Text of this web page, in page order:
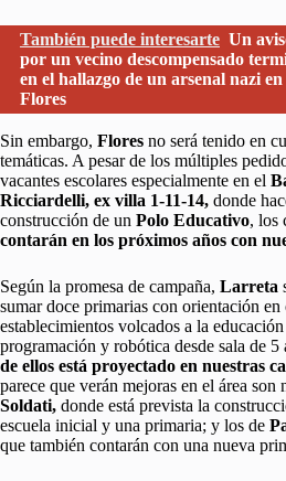
También puede interesarte Un
por un vecino descompensado
en el hallazgo de un arsenal nazi en
Flores
Sin embargo, Flores no será tenido en
temáticas. A pesar de los múltiples
vacantes escolares especialmente en el
Ricciardelli, ex villa 1-11-14, donde
construcción de un Polo Educativo, los
contarán en los próximos años con
Según la promesa de campaña, Larreta
sumar doce primarias con orientación
establecimientos volcados a la
programación y robótica desde sala de 5
de ellos está proyectado en nuestras
parece que verán mejoras en el área son
Soldati, donde está prevista la
escuela inicial y una primaria; y los de
que también contarán con una nueva